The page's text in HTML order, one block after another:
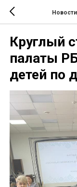
Круглый
палаты
детей по